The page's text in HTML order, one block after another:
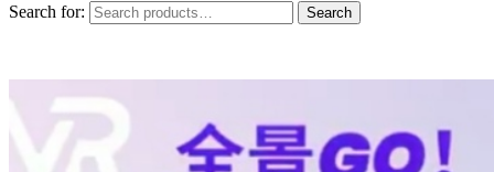
Search for: Search